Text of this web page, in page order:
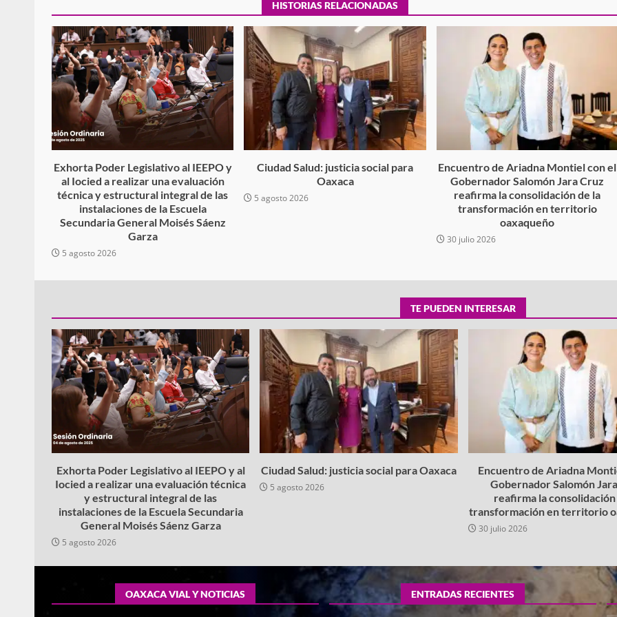
HISTORIAS RELACIONADAS
Exhorta Poder Legislativo al IEEPO y
al Iocied a realizar una evaluación
técnica y estructural integral de las
instalaciones de la Escuela
Secundaria General Moisés Sáenz
Garza
5 agosto 2026
Ciudad Salud: justicia social para
Oaxaca
5 agosto 2026
Encuentro de Ariadna Montiel con el
Gobernador Salomón Jara Cruz
reafirma la consolidación de la
transformación en territorio
oaxaqueño
30 julio 2026
Policía Municipal frustra robo con
violencia y auxilia a empleada en la
zona de Módulos del Mercado de
Abasto
admin 27 enero 2026
Secretaría de Gobierno refuerza
presencia institucional en San Juan
Mazatlán
admin 20 julio 2026
TE PUEDEN INTERESAR
Exhorta Poder Legislativo al IEEPO y al
Iocied a realizar una evaluación técnica
y estructural integral de las
instalaciones de la Escuela Secundaria
General Moisés Sáenz Garza
5 agosto 2026
Ciudad Salud: justicia social para Oaxaca
5 agosto 2026
Encuentro de Ariadna
Gobernador Salomón
reafirma la consolidación
transformación en territorio
30 julio 2026
OAXACA VIAL Y NOTICIAS ENTRADAS RECIENTES